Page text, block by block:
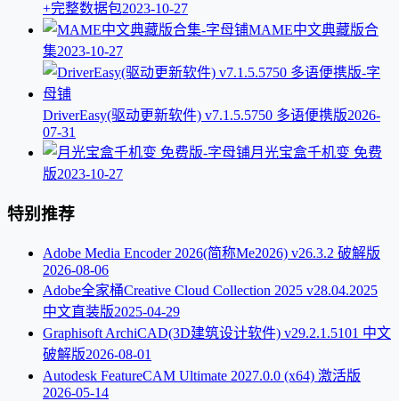
+完整数据包2023-10-27
MAME中文典藏版合
集2023-10-27
DriverEasy(驱动更新软件) v7.1.5.5750 多语便携版2026-
07-31
月光宝盒千机变 免费
版2023-10-27
特别推荐
Adobe Media Encoder 2026(简称Me2026) v26.3.2 破解版
2026-08-06
Adobe全家桶Creative Cloud Collection 2025 v28.04.2025
中文直装版2025-04-29
Graphisoft ArchiCAD(3D建筑设计软件) v29.2.1.5101 中文
破解版2026-08-01
Autodesk FeatureCAM Ultimate 2027.0.0 (x64) 激活版
2026-05-14